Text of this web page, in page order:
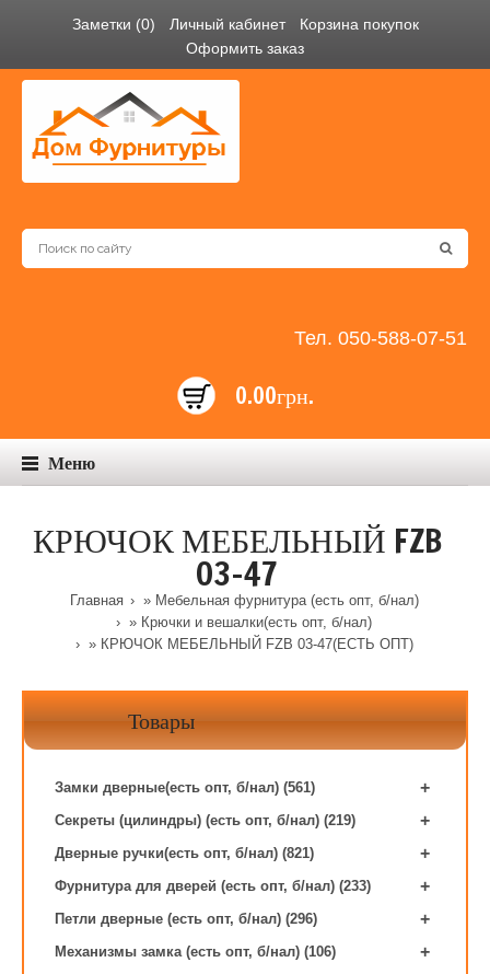
Заметки (0) Личный кабинет
Корзина покупок
Оформить заказ
Тел. 050-588-07-51
0.00грн.
Меню
КРЮЧОК МЕБЕЛЬНЫЙ FZB
03-47
Главная » Мебельная фурнитура (есть опт, б/нал)
» Крючки и вешалки(есть опт, б/нал)
» КРЮЧОК МЕБЕЛЬНЫЙ FZB 03-47(ЕСТЬ ОПТ)
Товары
Замки дверные(есть опт, б/нал) (561) +
Секреты (цилиндры) (есть опт, б/нал) (219) +
Дверные ручки(есть опт, б/нал) (821) +
Фурнитура для дверей (есть опт, б/нал) (233) +
Петли дверные (есть опт, б/нал) (296) +
Механизмы замка (есть опт, б/нал) (106) +